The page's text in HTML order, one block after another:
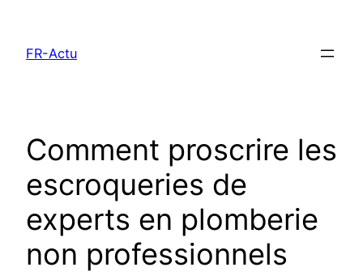
contenu
FR-Actu
Comment proscrire les
escroqueries de
experts en plomberie
non professionnels